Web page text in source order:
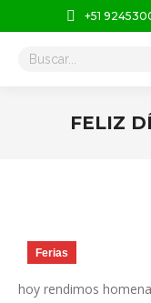
+51
Buscar:
FELIZ
Ferias
hoy rendimos